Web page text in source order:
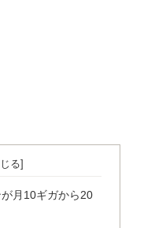
月10ギガから20